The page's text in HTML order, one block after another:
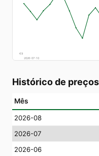
€9
2026-07-10
Histórico de
Mês
2026-08
2026-07
2026-06